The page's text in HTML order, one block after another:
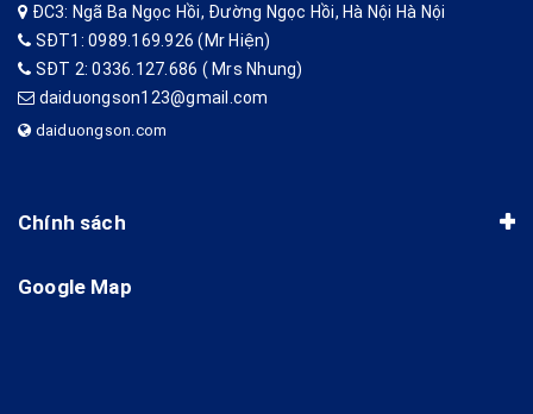
ĐC3: Ngã Ba Ngọc Hồi, Đường Ngọc Hồi, Hà Nội Hà Nội
SĐT1: 0989.169.926 (Mr Hiện)
SĐT 2: 0336.127.686 ( Mrs Nhung)
daiduongson123@gmail.com
daiduongson.com
Chính sách
Google Map